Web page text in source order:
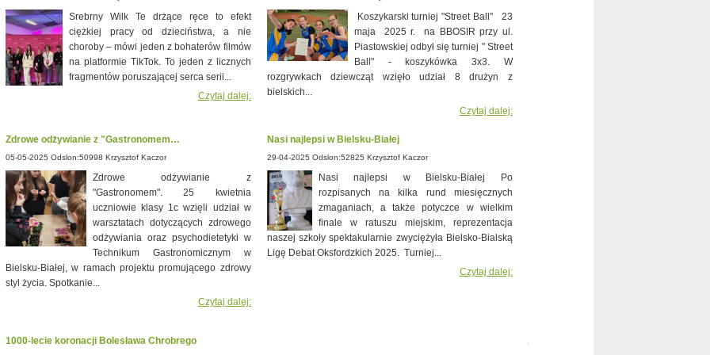
Srebrny Wilk Te drżące ręce to efekt
ciężkiej pracy od dzieciństwa, a nie
choroby – mówi jeden z bohaterów filmów
na platformie TikTok. To jeden z licznych
fragmentów poruszającej serca serii...
Czytaj dalej:
Koszykarski turniej "Street Ball" 23
maja 2025 r. na BBOSIR przy ul.
Piastowskiej odbył się turniej " Street
Ball" - koszykówka 3x3. W
rozgrywkach dziewcząt wzięło udział 8 drużyn z
bielskich...
Czytaj dalej:
Zdrowe odżywianie z "Gastronomem…
05-05-2025 Odslon:50998 Krzysztof Kaczor
Zdrowe odżywianie z
"Gastronomem". 25 kwietnia
uczniowie klasy 1c wzięli udział w
warsztatach dotyczących zdrowego
odżywiania oraz psychodietetyki w
Technikum Gastronomicznym w
Bielsku-Białej, w ramach projektu promującego zdrowy
styl życia. Spotkanie...
Czytaj dalej:
Nasi najlepsi w Bielsku-Białej
29-04-2025 Odslon:52825 Krzysztof Kaczor
Nasi najlepsi w Bielsku-Białej Po
rozpisanych na kilka rund miesięcznych
zmaganiach, a także potyczce w wielkim
finale w ratuszu miejskim, reprezentacja
naszej szkoły spektakularnie zwyciężyła Bielsko-Bialską
Ligę Debat Oksfordzkich 2025. Turniej...
Czytaj dalej:
1000-lecie koronacji Bolesława Chrobrego Aleksander Kaczorowski w Żeromie